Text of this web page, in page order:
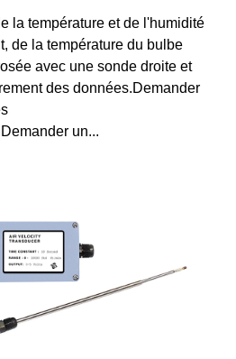
la température et de l'humidité
de la température du bulbe
avec une sonde droite et
des données.Demander
un...